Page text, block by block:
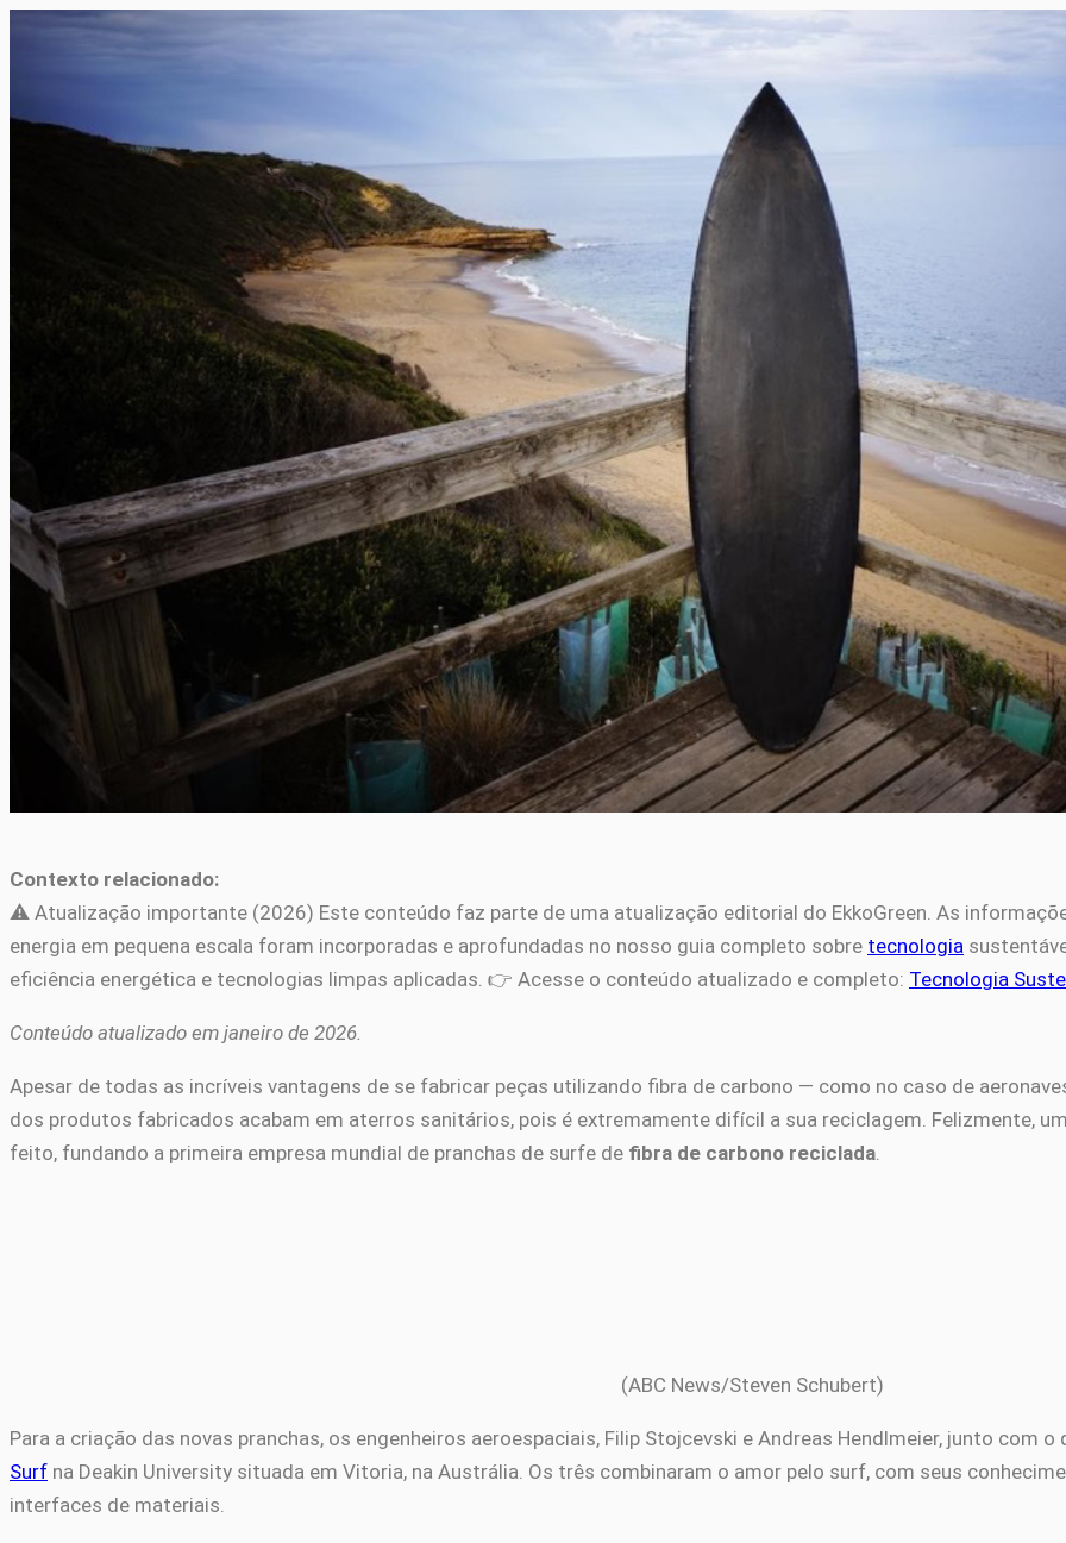
Contexto relacionado:
⚠️ Atualização importante (2026) Este conteúdo faz parte de uma atualização editorial do EkkoGreen. As
energia em pequena escala foram incorporadas e aprofundadas no nosso guia completo sobre tecnologia
eficiência energética e tecnologias limpas aplicadas. 👉 Acesse o conteúdo atualizado e completo: Tecnologia
Conteúdo atualizado em janeiro de 2026.
Apesar de todas as incríveis vantagens de se fabricar peças utilizando fibra de carbono — como no caso de
dos produtos fabricados acabam em aterros sanitários, pois é extremamente difícil a sua reciclagem. Felizmente,
feito, fundando a primeira empresa mundial de pranchas de surfe de fibra de carbono reciclada.
(ABC News/Steven Schubert)
Para a criação das novas pranchas, os engenheiros aeroespaciais, Filip Stojcevski e Andreas Hendlmeier, junto com
Surf na Deakin University situada em Vitoria, na Austrália. Os três combinaram o amor pelo surf, com seus
interfaces de materiais.